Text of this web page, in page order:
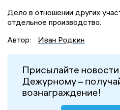
Дело в отношении других
отдельное производство.
Автор:
Иван Родкин
Присылайте
Дежурному –
вознаграждение!